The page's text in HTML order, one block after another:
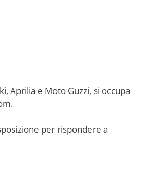
Aprilia e Moto Guzzi, si occupa
per rispondere a